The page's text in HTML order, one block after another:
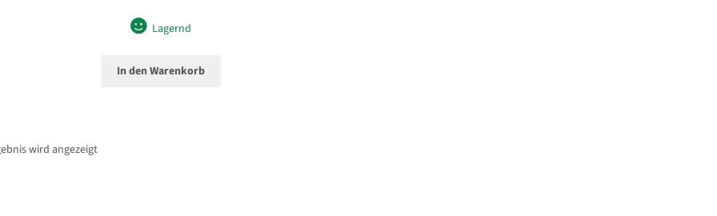
Lagernd
In den Warenkorb
wird angezeigt